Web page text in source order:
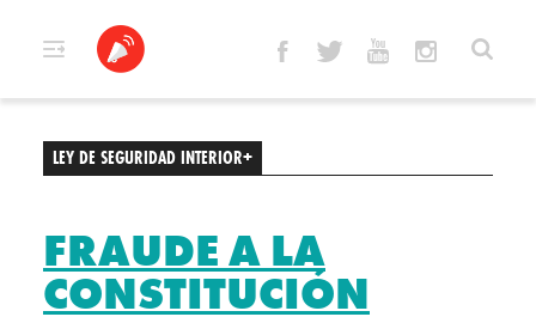
LEY DE SEGURIDAD INTERIOR+
FRAUDE A LA
CONSTITUCIÓN